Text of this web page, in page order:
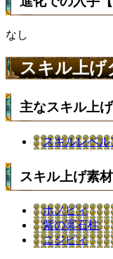
なし
スキル上げ
主なスキル上
スキルレベ
スキル上げ素材
ホノピィ
紫の冥石柱
ニジピィ